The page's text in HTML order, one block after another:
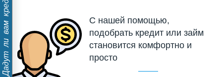
Дадут ли вам кредит?
С нашей помощью,
подобрать кредит или займ
становится комфортно и
просто